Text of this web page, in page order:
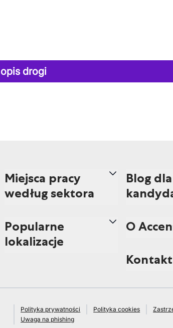
opis drogi
Miejsca pracy
według sektora
Popularne
lokalizacje
Blog dla
O
Kontakt
Polityka prywatności Polityka cookies
Uwaga na phishing